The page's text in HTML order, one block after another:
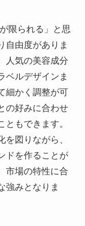
限られる」と思
自由度がありま
人気の美容成分
ベルデザインま
細かく調整が可
の好みに合わせ
もできます。
図りながら、
ドを作ることが
市場の特性に合
強みとなりま